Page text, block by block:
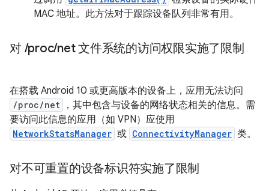
MAC 地址。此方法对于跟踪设备队列非常有用。
对 /proc/net 文件系统的访问权限实施了限制
在搭载 Android 10 或更高版本的设备上，应用无法访问
/proc/net
，其中包含与设备的网络状态相关的信息。需
要访问此信息的应用（如 VPN）应使用
NetworkStatsManager 或 ConnectivityManager 类。
对不可重置的设备标识符实施了限制